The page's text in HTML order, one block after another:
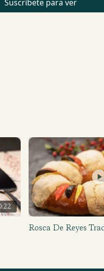
Suscríbete para ver
Rosca De Reyes